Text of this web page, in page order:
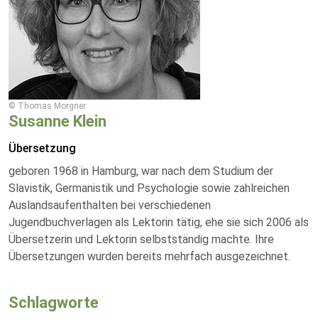
© Thomas Morgner
Susanne Klein
Übersetzung
geboren 1968 in Hamburg, war nach dem Studium der
Slavistik, Germanistik und Psychologie sowie zahlreichen
Auslandsaufenthalten bei verschiedenen
Jugendbuchverlagen als Lektorin tätig, ehe sie sich 2006 als
Übersetzerin und Lektorin selbstständig machte. Ihre
Übersetzungen wurden bereits mehrfach ausgezeichnet.
Schlagworte